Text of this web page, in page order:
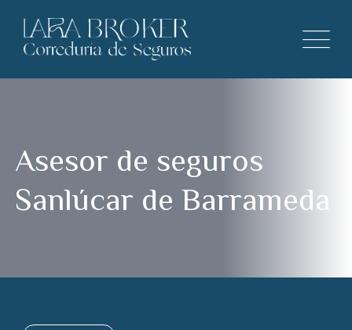
Asesor de seguros
Sanlúcar de Barrameda